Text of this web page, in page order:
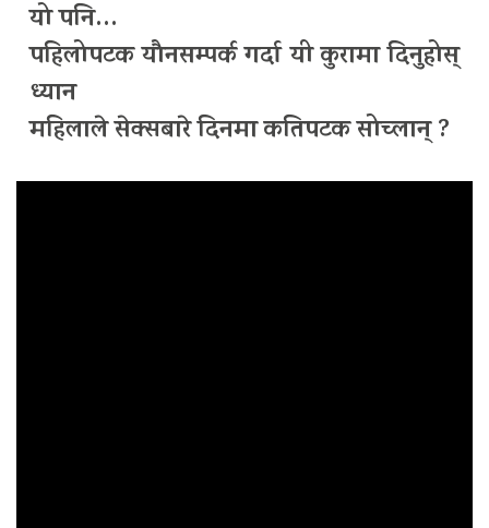
यो पनि…
पहिलोपटक यौनसम्पर्क गर्दा यी कुरामा दिनुहोस्
ध्यान
महिलाले सेक्सबारे दिनमा कतिपटक सोच्लान् ?